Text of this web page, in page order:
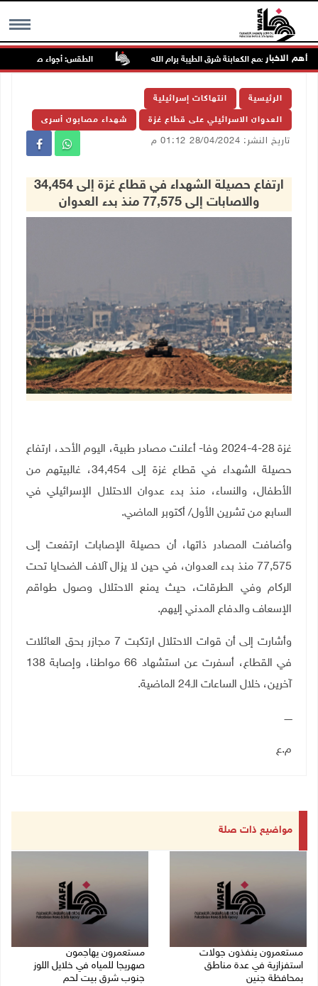
MENU أهم الاخبار
مجددا تجمع الكعابنة شرق الطيبة برام الله الطقس: أجواء صافية صيفية
الرئيسية انتهاكات إسرائيلية
العدوان الاسرائيلي على قطاع غزة شهداء مصابون أسرى
تاريخ النشر: 28/04/2024 01:12 م
ارتفاع حصيلة الشهداء في قطاع غزة إلى 34,454
والاصابات إلى 77,575 منذ بدء العدوان
غزة 28-4-2024 وفا- أعلنت مصادر طبية، اليوم الأحد، ارتفاع
حصيلة الشهداء في قطاع غزة إلى 34,454، غالبيتهم من
الأطفال، والنساء، منذ بدء عدوان الاحتلال الإسرائيلي في
السابع من تشرين الأول/ أكتوبر الماضي.
وأضافت المصادر ذاتها، أن حصيلة الإصابات ارتفعت إلى
77,575 منذ بدء العدوان، في حين لا يزال آلاف الضحايا تحت
الركام وفي الطرقات، حيث يمنع الاحتلال وصول طواقم
الإسعاف والدفاع المدني إليهم.
وأشارت إلى أن قوات الاحتلال ارتكبت 7 مجازر بحق العائلات
في القطاع، أسفرت عن استشهاد 66 مواطنا، وإصابة 138
آخرين، خلال الساعات الـ24 الماضية.
ـــــ
م.ع
مواضيع ذات صلة
مستعمرون ينفذون جولات
استفزازية في عدة مناطق
بمحافظة جنين
مستعمرون يهاجمون
صهريجا للمياه في خلايل اللوز
جنوب شرق بيت لحم